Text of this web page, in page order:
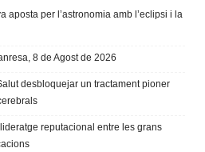
aposta per l’astronomia amb l’eclipsi i la
8 de Agost de 2026
desbloquejar un tractament pioner
reputacional entre les grans